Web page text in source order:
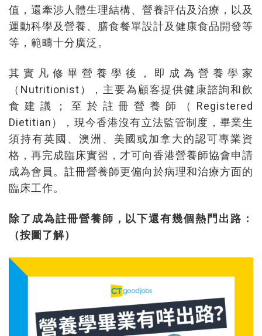
值，還牽涉人體生理結構、營養評估及治療，以及
運動科學及營養、膳食餐單設計及健康食品開發等
等，範疇十分廣泛。
其實凡修畢營養學後，即成為營養學家
（Nutritionist），主要為顧客提供健康諮詢和飲
食建議；至於註冊營養師（Registered
Dietitian），現今香港沒有立法監管制度，畢業生
須持有英國、澳洲、美國或加拿大的認可專業資
格，再完成臨床實習，才可向香港營養師協會申請
成為會員。註冊營養師更偏向於病理和治療方面的
臨床工作。
除了成為註冊營養師，以下還有幾個熱門出路：
（按圖了解）